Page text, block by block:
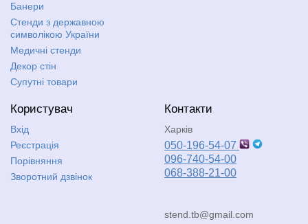
Банери
Стенди з державною
символікою України
Медичні стенди
Декор стін
Супутні товари
Користувач
Вхід
Реєстрація
Порівняння
Зворотний дзвінок
Контакти
Харків
050-196-54-07
096-740-54-00
068-388-21-00
stend.tb@gmail.com